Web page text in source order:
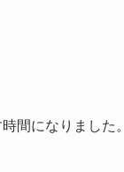
間になりました。